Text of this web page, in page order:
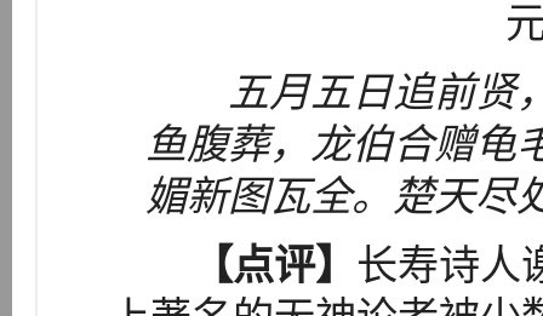
五月五日追前贤
鱼腹葬，龙伯合赠龟
媚新图瓦全。楚天尽
【点评】 长寿诗人